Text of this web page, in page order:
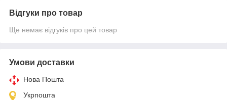
Відгуки про товар
Ще немає відгуків про цей товар
Умови доставки
Нова Пошта
Укрпошта